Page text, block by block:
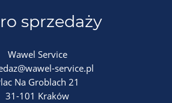
sprzedaży
Wawel Service
service.pl
Na Groblach 21
31-101 Kraków